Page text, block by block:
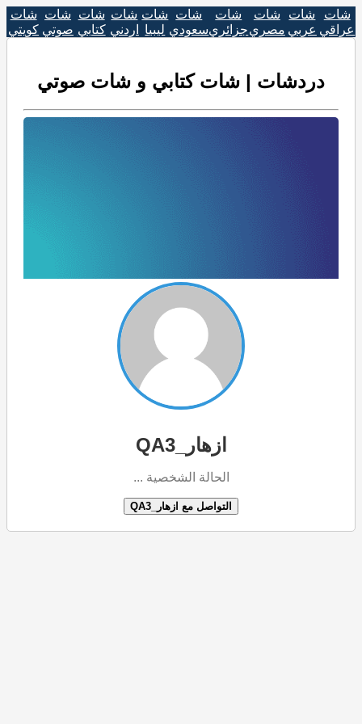
شات
عراقي
شات
عربي
شات
مصري
شات
جزائري
شات
سعودي
شات
ليبيا
شات
اردني
شات
كتابي
شات
صوتي
شات
كويتي
دردشات | شات كتابي و شات صوتي
ازهار_QA3
الحالة الشخصية ...
التواصل مع ازهار_QA3